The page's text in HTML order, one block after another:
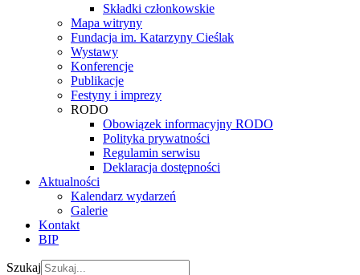
Składki członkowskie
Mapa witryny
Fundacja im. Katarzyny Cieślak
Wystawy
Konferencje
Publikacje
Festyny i imprezy
RODO
Obowiązek informacyjny RODO
Polityka prywatności
Regulamin serwisu
Deklaracja dostępności
Aktualności
Kalendarz wydarzeń
Galerie
Kontakt
BIP
Szukaj